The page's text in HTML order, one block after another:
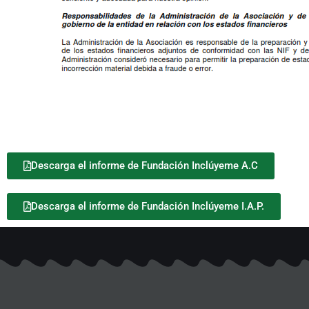
Descarga el informe de Fundación Inclúyeme A.C
Descarga el informe de Fundación Inclúyeme I.A.P.